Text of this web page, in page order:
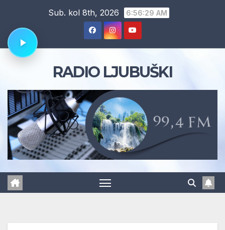
content
Sub. kol 8th, 2026 6:56:29 AM
RADIO LJUBUŠKI